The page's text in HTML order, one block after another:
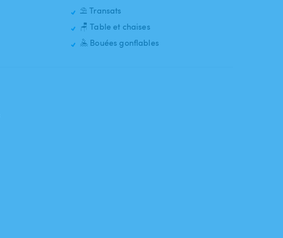
⛱️ Transats
🪑 Table et chaises
🤽 Bouées gonflables